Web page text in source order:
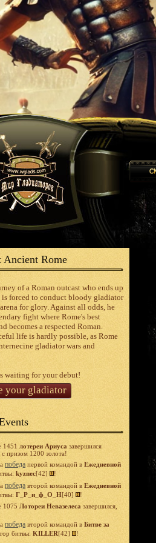
Ancient Rome
of a Roman outcast who ends up
forced to conduct bloody gladiator
for glory. Against all odds, he
fight where Rome's best
becomes a respected Roman.
life is hardly possible, as Rome
gladiator wars and
waiting for your debut!
your gladiator
лотереи Ариуса завершился
призом 1200 золота!
победа первой командой в Ежедневной
kyznec[42]
!
победа второй командой в Ежедневной
Г_Р_и_ф_О_Н[40]
!
Лотореи Невазелеса завершился,
победа второй командой в Битве за
битвы:KILLER[42] !